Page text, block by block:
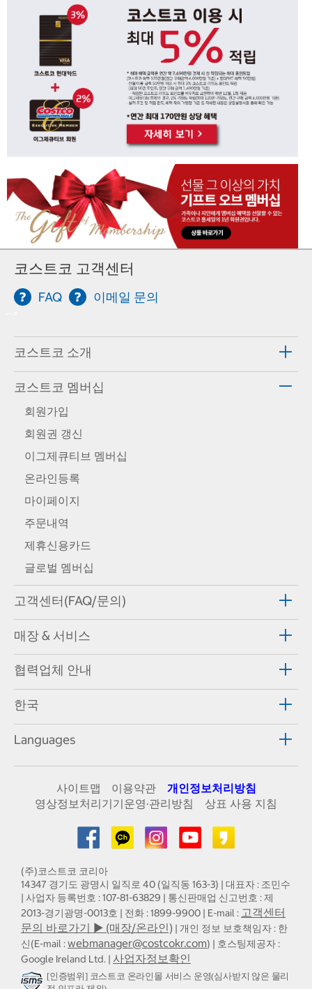
코스트코 고객센터
FAQ 이메일 문의
코스트코 소개
코스트코 멤버십
회원가입
회원권 갱신
이그제큐티브 멤버십
온라인등록
마이페이지
주문내역
제휴신용카드
글로벌 멤버십
고객센터(FAQ/문의)
매장 & 서비스
협력업체 안내
한국
Languages
사이트맵 이용약관
개인정보처리방침
영상정보처리기기운영·관리방침
상표 사용 지침
(주)코스트코 코리아
14347 경기도 광명시 일직로 40 (일직동 163-3) | 대표자 : 조민수
| 사업자 등록번호 : 107-81-63829 | 통신판매업 신고번호 : 제
2013-경기광명-0013호 | 전화 : 1899-9900 | E-mail : 고객센터
문의 바로가기 ▶ (매장/온라인) | 개인 정보 보호책임자 : 한
신(E-mail :webmanager@costcokr.com) | 호스팅제공자 :
Google Ireland Ltd. | 사업자정보확인
[인증범위] 코스트코 온라인몰 서비스 운영(심사받지 않은 물리